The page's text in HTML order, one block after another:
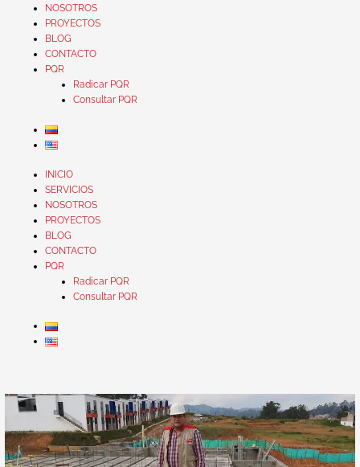
NOSOTROS
PROYECTOS
BLOG
CONTACTO
PQR
Radicar PQR
Consultar PQR
INICIO
SERVICIOS
NOSOTROS
PROYECTOS
BLOG
CONTACTO
PQR
Radicar PQR
Consultar PQR